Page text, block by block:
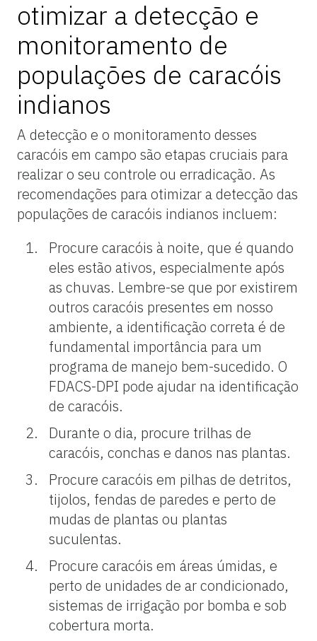
otimizar a detecção e
monitoramento de
populações de caracóis
indianos
A detecção e o monitoramento desses
caracóis em campo são etapas cruciais para
realizar o seu controle ou erradicação. As
recomendações para otimizar a detecção das
populações de caracóis indianos incluem:
Procure caracóis à noite, que é quando
eles estão ativos, especialmente após
as chuvas. Lembre-se que por existirem
outros caracóis presentes em nosso
ambiente, a identificação correta é de
fundamental importância para um
programa de manejo bem-sucedido. O
FDACS-DPI pode ajudar na identificação
de caracóis.
Durante o dia, procure trilhas de
caracóis, conchas e danos nas plantas.
Procure caracóis em pilhas de detritos,
tijolos, fendas de paredes e perto de
mudas de plantas ou plantas
suculentas.
Procure caracóis em áreas úmidas, e
perto de unidades de ar condicionado,
sistemas de irrigação por bomba e sob
cobertura morta.